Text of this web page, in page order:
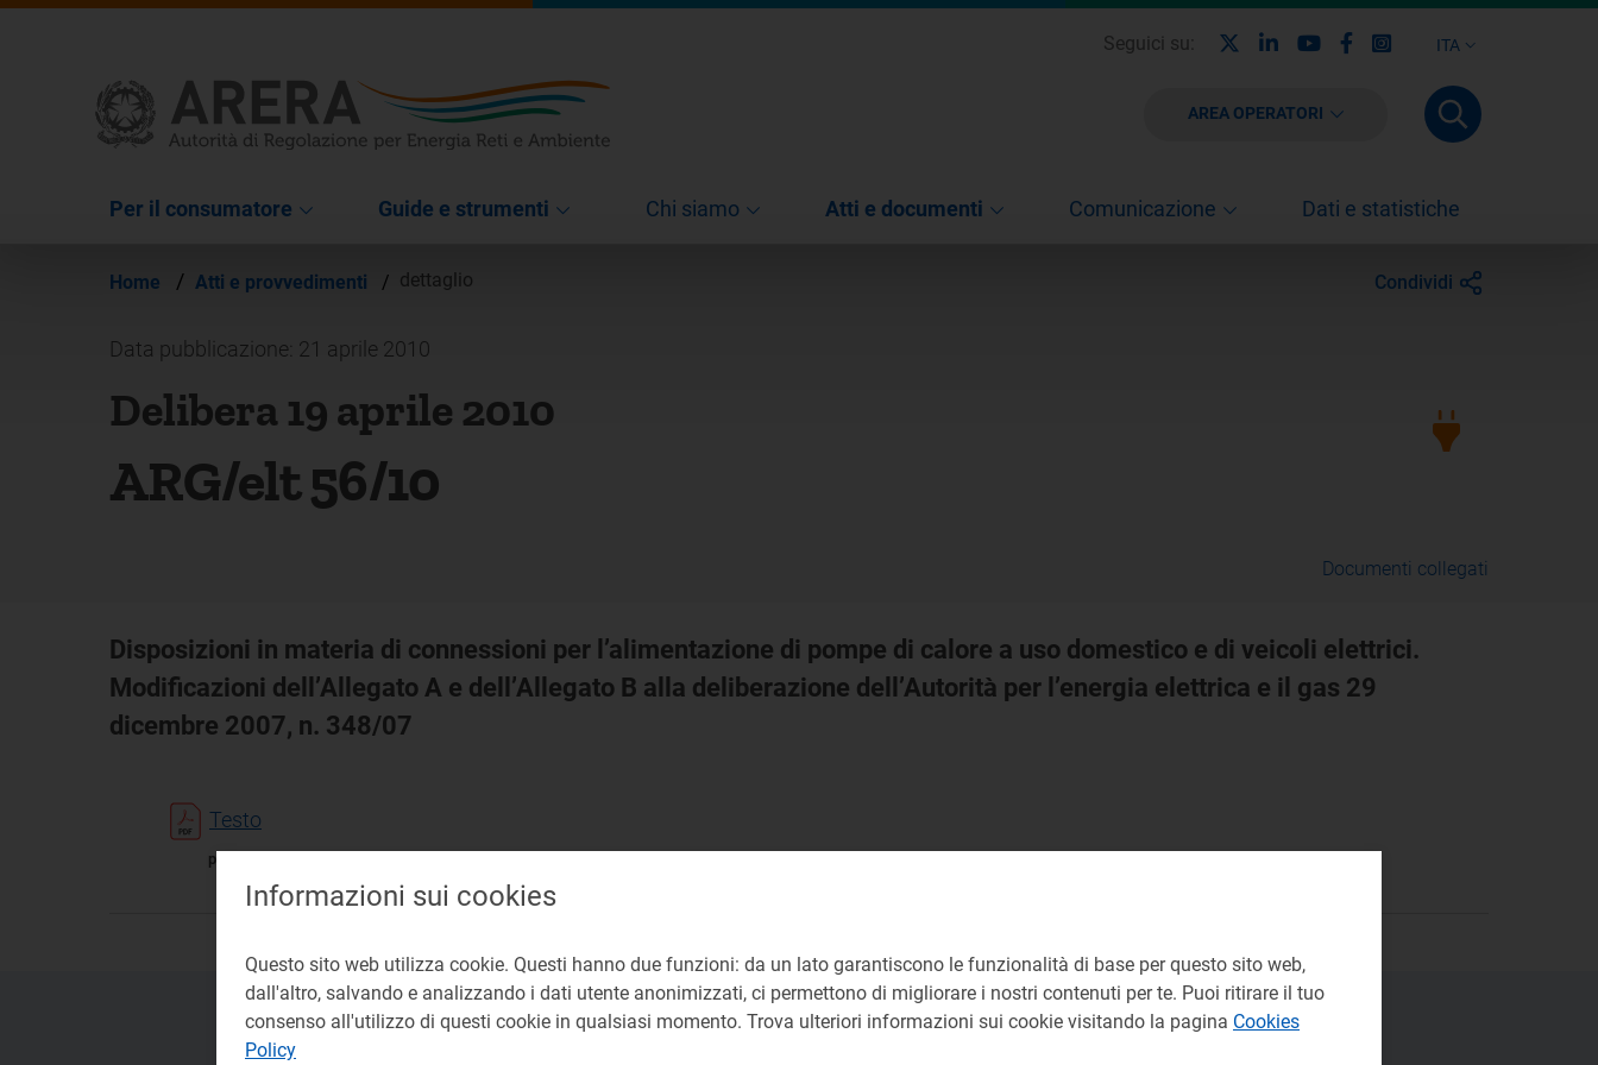
ITA
Seguici su: LinkedinYoutubeFacebook
Instagram
AREA OPERATORI
Per il consumatore Guide e strumenti Chi siamo Atti e documenti Comunicazione Dati e statistiche
Home / Atti e provvedimenti / dettaglio Condividi
Data pubblicazione: 21 aprile 2010
Delibera 19 aprile 2010
ARG/elt 56/10
Documenti collegati
Disposizioni in materia di connessioni per l’alimentazione di pompe di calore a uso domestico e di veicoli elettrici.
Modificazioni dell’Allegato A e dell’Allegato B alla deliberazione dell’Autorità per l’energia elettrica e il gas 29
dicembre 2007, n. 348/07
Testo
pdf 32 KB
Informazioni sui cookies
Questo sito web utilizza cookie. Questi hanno due funzioni: da un lato garantiscono le funzionalità di base per questo sito web,
dall'altro, salvando e analizzando i dati utente anonimizzati, ci permettono di migliorare i nostri contenuti per te. Puoi ritirare il tuo
consenso all'utilizzo di questi cookie in qualsiasi momento. Trova ulteriori informazioni sui cookie visitando la pagina Cookies
Policy